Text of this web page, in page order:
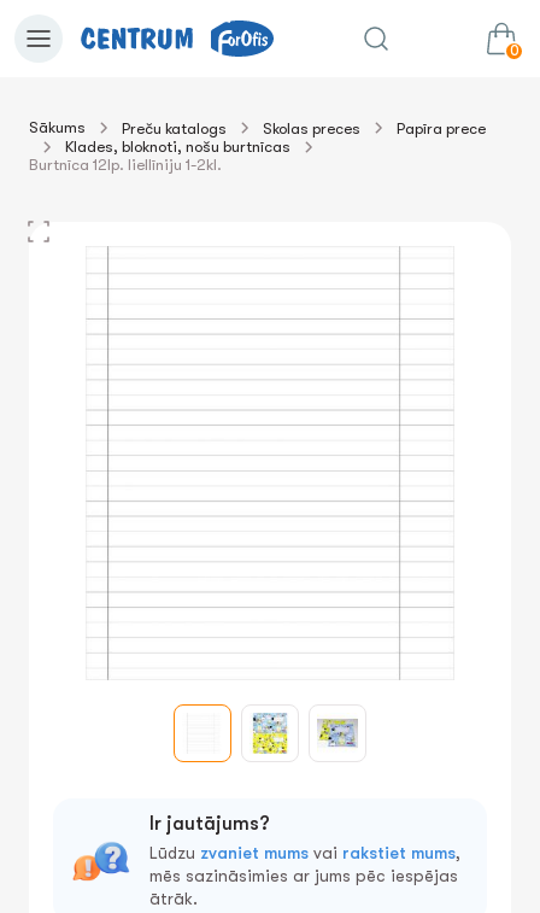
0
uz grozu
Sākums Preču katalogs Skolas preces
Papīra prece
Klades, bloknoti, nošu burtnīcas
Burtnīca 12lp. liellīniju 1-2kl.
Ir jautājums?
Lūdzu zvaniet mums vai rakstiet mums,
mēs sazināsimies ar jums pēc iespējas
ātrāk.